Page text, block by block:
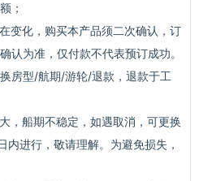
；
变化，购买本产品须二次确认，订
认为准，仅付款不代表预订成功。
房型/航期/游轮/退款，退款于工
，船期不稳定，如遇取消，可更换
进行，敬请理解。为避免损失，